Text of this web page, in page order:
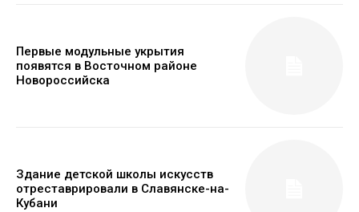
Первые модульные укрытия
появятся в Восточном районе
Новороссийска
Здание детской школы искусств
отреставрировали в Славянске-на-
Кубани